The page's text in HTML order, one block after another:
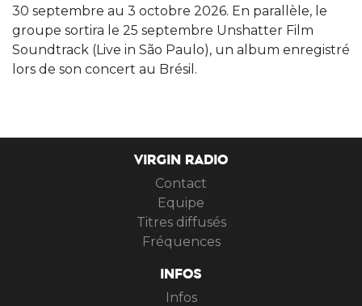
30 septembre au 3 octobre 2026. En parallèle, le
groupe sortira le 25 septembre Unshatter Film
Soundtrack (Live in São Paulo), un album enregistré
lors de son concert au Brésil.
VIRGIN RADIO
Contact
Equipe
Titres diffusés
Fréquences
INFOS
Infos